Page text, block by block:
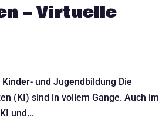
– Virtuelle
und Jugendbildung Die
(KI) sind in vollem Gange. Auch im
und...